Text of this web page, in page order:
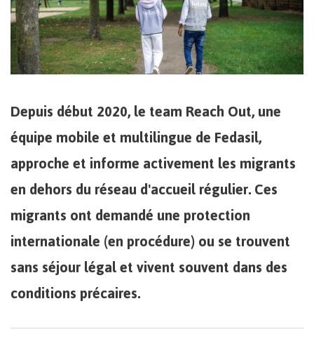
Depuis début 2020, le team Reach Out, une
équipe mobile et multilingue de Fedasil,
approche et informe activement les migrants
en dehors du réseau d'accueil régulier. Ces
migrants ont demandé une protection
internationale (en procédure) ou se trouvent
sans séjour légal et vivent souvent dans des
conditions précaires.